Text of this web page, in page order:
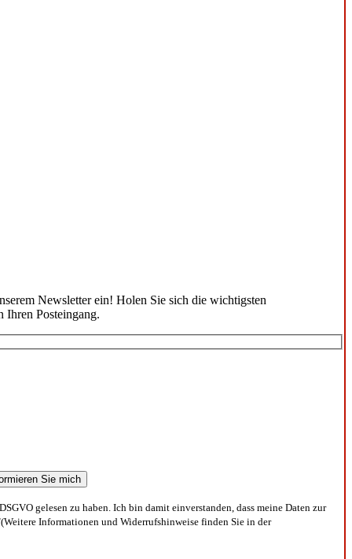
Newsletter ein! Holen Sie sich die wichtigsten
Ihren Posteingang.
gelesen zu haben. Ich bin damit einverstanden, dass meine Daten zur
Informationen und Widerrufshinweise finden Sie in der